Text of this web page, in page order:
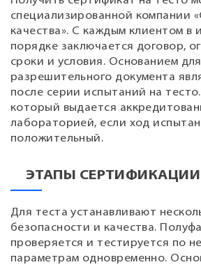
специализированной компании
качества». С каждым клиентом в
порядке заключается договор,
сроки и условия. Основанием
разрешительного документа
после серии испытаний на
который выдается
лабораторией, если ход
положительный.
ЭТАПЫ СЕРТИФИКАЦИИ
Для теста устанавливают
безопасности и качества.
проверяется и тестируется по
параметрам одновременно.